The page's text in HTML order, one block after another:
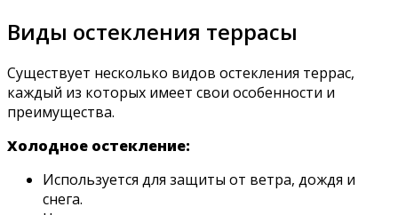
Виды остекления террасы
Существует несколько видов остекления террас,
каждый из которых имеет свои особенности и
преимущества.
Холодное остекление:
Используется для защиты от ветра, дождя и
снега.